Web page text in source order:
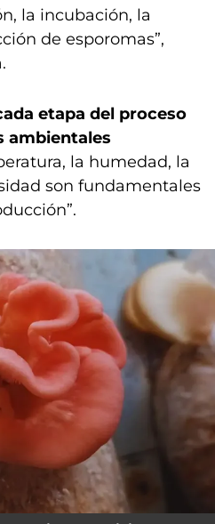
la incubación, la
de esporomas”,
etapa del proceso
ambientales
la humedad, la
son fundamentales